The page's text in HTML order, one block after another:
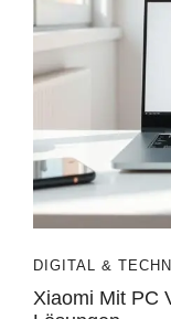
DIGITAL &
Xiaomi Mit PC